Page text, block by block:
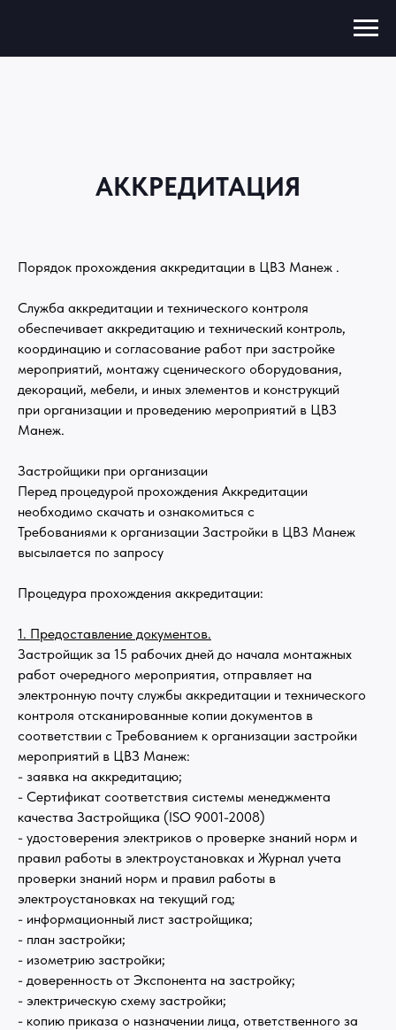
АККРЕДИТАЦИЯ
Порядок прохождения аккредитации в ЦВЗ Манеж .
Служба аккредитации и технического контроля
обеспечивает аккредитацию и технический контроль,
координацию и согласование работ при застройке
мероприятий, монтажу сценического оборудования,
декораций, мебели, и иных элементов и конструкций
при организации и проведению мероприятий в ЦВЗ
Манеж.
Застройщики при организации
Перед процедурой прохождения Аккредитации
необходимо скачать и ознакомиться с
Требованиями к организации Застройки в ЦВЗ Манеж
высылается по запросу
Процедура прохождения аккредитации:
1. Предоставление документов.
Застройщик за 15 рабочих дней до начала монтажных
работ очередного мероприятия, отправляет на
электронную почту службы аккредитации и технического
контроля отсканированные копии документов в
соответствии с Требованием к организации застройки
мероприятий в ЦВЗ Манеж:
- заявка на аккредитацию;
- Сертификат соответствия системы менеджмента
качества Застройщика (ISO 9001-2008)
- удостоверения электриков о проверке знаний норм и
правил работы в электроустановках и Журнал учета
проверки знаний норм и правил работы в
электроустановках на текущий год;
- информационный лист застройщика;
- план застройки;
- изометрию застройки;
- доверенность от Экспонента на застройку;
- электрическую схему застройки;
- копию приказа о назначении лица, ответственного за